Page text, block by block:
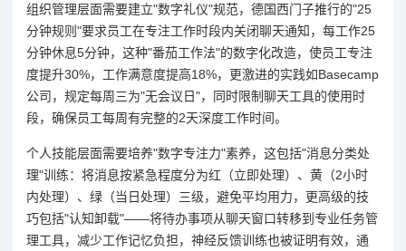
组织管理层面需要建立"数字礼仪"规范，德国西门子推行的"25
分钟规则"要求员工在专注工作时段内关闭聊天通知，每工作25
分钟休息5分钟，这种"番茄工作法"的数字化改造，使员工专注
度提升30%，工作满意度提高18%，更激进的实践如Basecamp
公司，规定每周三为"无会议日"，同时限制聊天工具的使用时
段，确保员工每周有完整的2天深度工作时间。
个人技能层面需要培养"数字专注力"素养，这包括"消息分类处
理"训练：将消息按紧急程度分为红（立即处理）、黄（2小时
内处理）、绿（当日处理）三级，避免平均用力，更高级的技
巧包括"认知卸载"——将待办事项从聊天窗口转移到专业任务管
理工具，减少工作记忆负担，神经反馈训练也被证明有效，通